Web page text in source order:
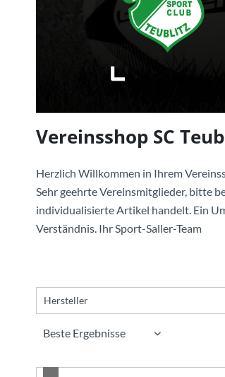
Vereinsshop SC
Herzlich Willkommen in Ihrem
Sehr geehrte Vereinsmitglieder, bitte
individualisierte Artikel handelt. Ein
Verständnis. Ihr Sport-Saller-Team
Hersteller
Saller